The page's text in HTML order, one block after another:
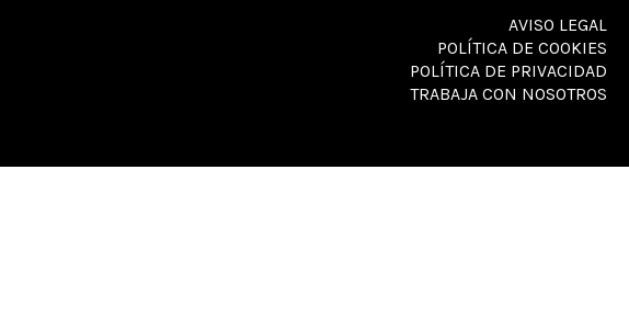
AVISO LEGAL
POLÍTICA DE COOKIES
POLÍTICA DE PRIVACIDAD
TRABAJA CON NOSOTROS